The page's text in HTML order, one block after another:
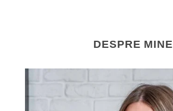
DESPRE MINE